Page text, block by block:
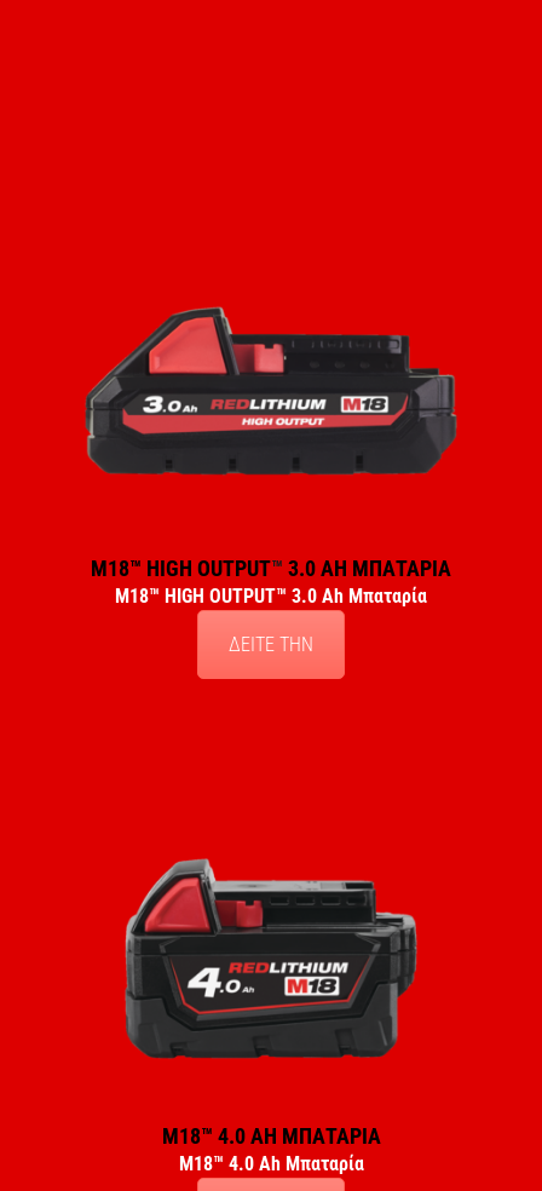
M18™ HIGH OUTPUT™ 3.0 AH ΜΠΑΤΑΡΙΑ
M18™ HIGH OUTPUT™ 3.0 Ah Μπαταρία
ΔΕΙΤΕ ΤΗΝ
M18™ 4.0 AH ΜΠΑΤΑΡΙΑ
M18™ 4.0 Ah Μπαταρία